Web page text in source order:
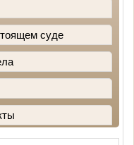
суде